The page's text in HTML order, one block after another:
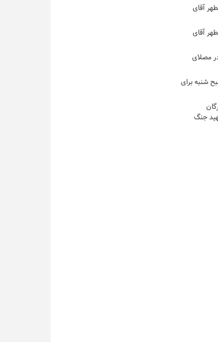
آقای
آقای
مصلای
درهای مصلی از ۶ صبح شنبه برای
جنگ